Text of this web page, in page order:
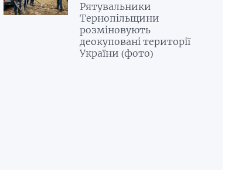
Рятувальники
Тернопільщини
розміновують
деокуповані території
України (фото)